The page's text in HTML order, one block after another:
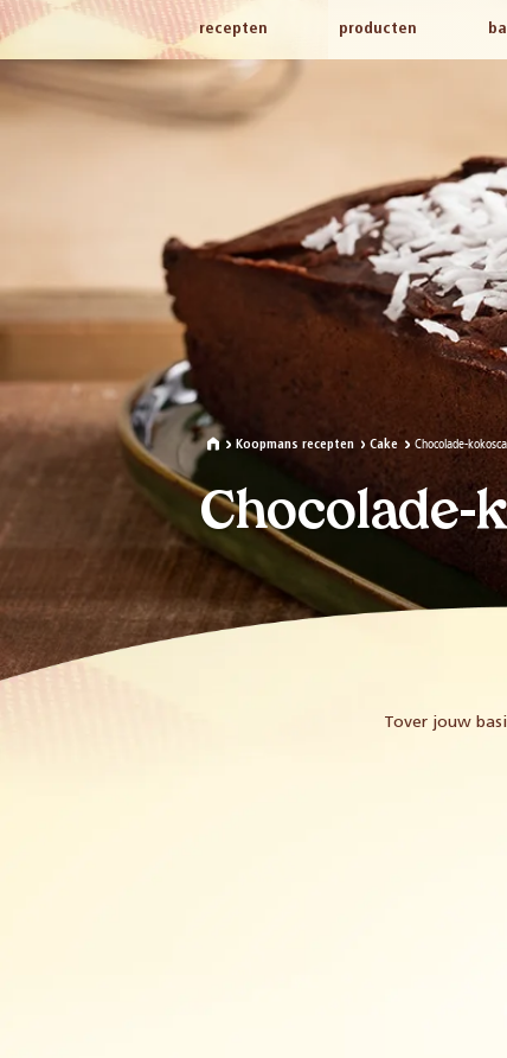
recepten producten
Koopmans recepten Cake Chocolade-
Chocolade-
Tover jouw